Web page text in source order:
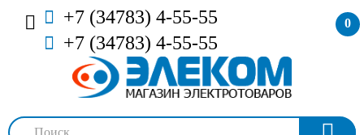
+7 (34783) 4-55-55
+7 (34783) 4-55-55
0